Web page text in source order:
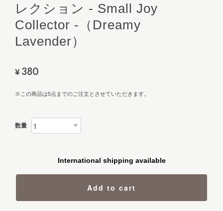
レクション - Small Joy
Collector -（Dreamy
Lavender）
¥380
※この商品は5点までのご注文とさせていただきます。
数量
International shipping available
Add to cart